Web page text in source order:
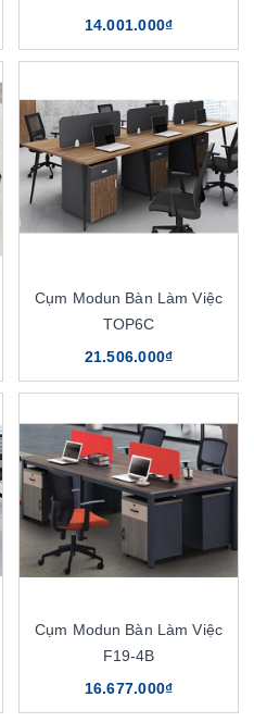
14.001.000₫
Cụm Modun Bàn Làm Việc
TOP6C
21.506.000₫
Cụm Modun Bàn Làm Việc
F19-4B
16.677.000₫